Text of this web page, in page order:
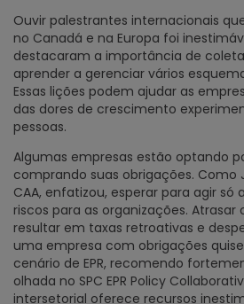
Ouvir palestrantes internacionais
no Canadá e na Europa foi
destacaram a importância de
aprender a gerenciar vários
Essas lições podem ajudar as
das dores de crescimento
pessoas.
Algumas empresas estão optando
comprando suas obrigações. Como
CAA, enfatizou, esperar para agir
riscos para as organizações.
resultar em taxas retroativas e
uma empresa com obrigações
cenário de EPR, recomendo
olhada no SPC EPR Policy
intersetorial oferece recursos